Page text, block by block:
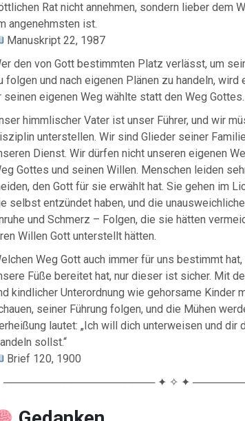
Rat nicht annehmen, sondern lieber dem
angenehmsten ist.
Manuskript 22, 1987
den von Gott bestimmten Platz verlässt, um
folgen und nach eigenen Plänen zu handeln, wird
seinen eigenen Weg wählte statt den Weg Gottes.
himmlischer Vater ist unser Führer, und wir
unterstellen. Wir sind Glieder seiner
Dienst. Wir dürfen nicht unseren eigenen
Gottes und seinen Willen. Menschen leiden
den Gott für sie erwählt hat. Sie gehen im
selbst entzündet haben, und die
und Schmerz – Folgen, die sie hätten
Willen Gott unterstellt hätten.
Weg Gott auch immer für uns bestimmt
Füße bereitet hat, nur dieser ist sicher. Mit
kindlicher Unterordnung wie gehorsame Kinder
seiner Führung folgen, und die Mühen
lautet: „Ich will dich unterweisen und dir
sollst.“
Brief 120, 1900
──────────────────── ✦ ✧ ✦